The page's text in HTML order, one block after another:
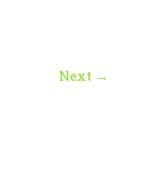
Next →